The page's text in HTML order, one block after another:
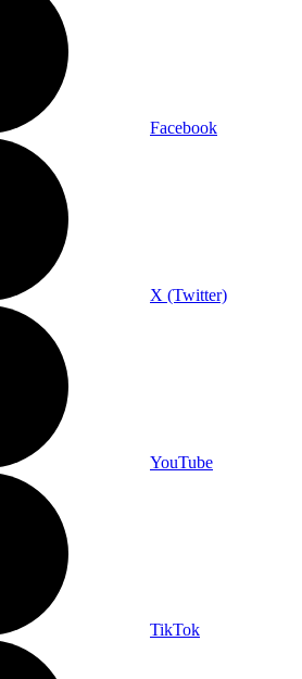
Facebook
X (Twitter)
YouTube
TikTok